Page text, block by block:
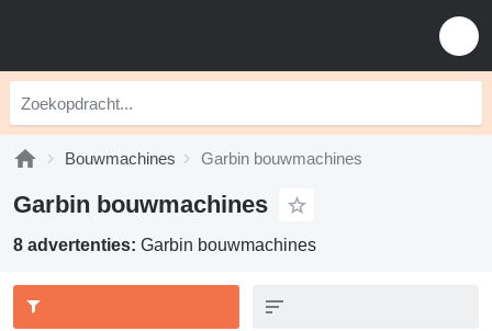
Bouwmachines Garbin bouwmachines
Garbin bouwmachines
8 advertenties: Garbin bouwmachines